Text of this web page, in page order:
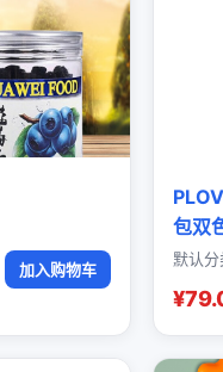
加入购物车
包双
默认分